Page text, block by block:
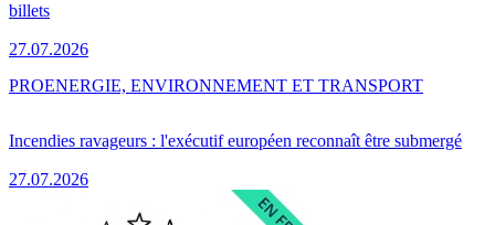
billets
27.07.2026
Incendies ravageurs : l'exécutif européen reconnaît être submergé
27.07.2026
PROENERGIE, ENVIRONNEMENT ET TRANSPORT